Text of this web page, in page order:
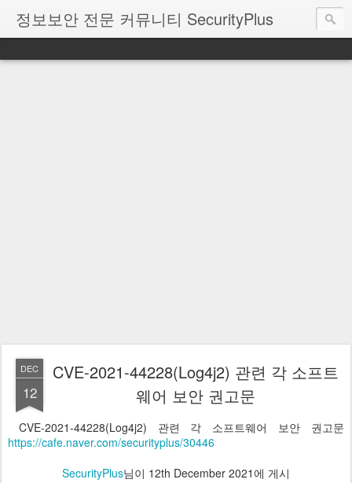
정보보안 전문 커뮤니티 SecurityPlus
DEC
12
CVE-2021-44228(Log4j2) 관련 각 소프트
웨어 보안 권고문
CVE-2021-44228(Log4j2) 관련 각 소프트웨어 보안 권고문
https://cafe.naver.com/securityplus/30446
SecurityPlus님이 12th December 2021에 게시